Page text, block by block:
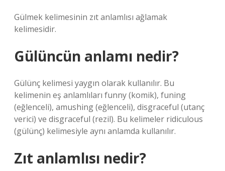
Gülmek kelimesinin zıt anlamlısı ağlamak
kelimesidir.
Gülüncün anlamı nedir?
Gülünç kelimesi yaygın olarak kullanılır. Bu
kelimenin eş anlamlıları funny (komik), funing
(eğlenceli), amushing (eğlenceli), disgraceful (utanç
verici) ve disgraceful (rezil). Bu kelimeler ridiculous
(gülünç) kelimesiyle aynı anlamda kullanılır.
Zıt anlamlısı nedir?